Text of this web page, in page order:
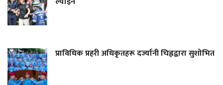
प्राविधिक प्रहरी अधिकृतहरू दर्ज्यानी चिह्नद्वारा सुशोभित